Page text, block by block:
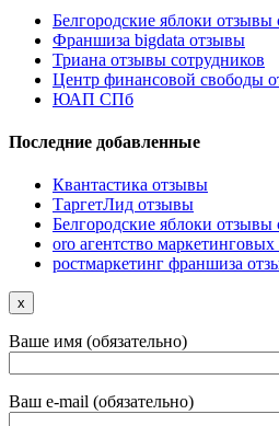
Белгородские яблоки отзывы
Франшиза bigdata отзывы
Триана отзывы сотрудников
Центр финансовой свободы
ЮАП СПб
Последние добавленные
Квантастика отзывы
ТаргетЛид отзывы
Белгородские яблоки отзывы
oro агентство
ростмаркетинг франшиза
x
Ваше имя (обязательно)
Ваш e-mail (обязательно)